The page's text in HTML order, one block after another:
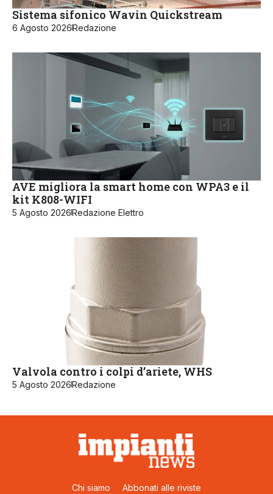
Sistema sifonico Wavin Quickstream
6 Agosto 2026Redazione
AVE migliora la smart home con WPA3 e il
kit K808-WIFI
5 Agosto 2026Redazione Elettro
Valvola contro i colpi d’ariete, WHS
5 Agosto 2026Redazione
Chi siamo Abbonati alle riviste